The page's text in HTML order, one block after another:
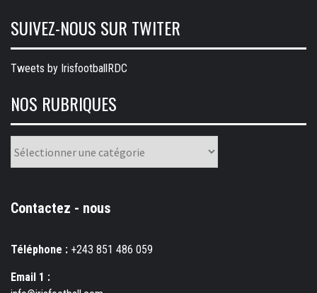
SUIVEZ-NOUS SUR TWITER
Tweets by IrisfootballRDC
NOS RUBRIQUES
rubriques
Contactez - nous
Téléphone : +243 851 486 059
Email 1 :